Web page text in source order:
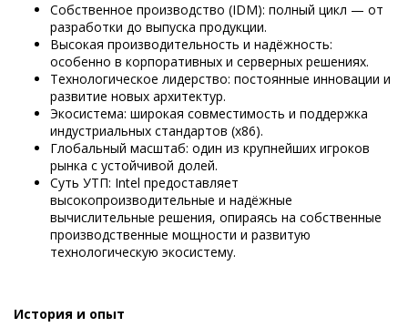
Собственное производство (IDM): полный цикл — от
разработки до выпуска продукции.
Высокая производительность и надёжность:
особенно в корпоративных и серверных решениях.
Технологическое лидерство: постоянные инновации и
развитие новых архитектур.
Экосистема: широкая совместимость и поддержка
индустриальных стандартов (x86).
Глобальный масштаб: один из крупнейших игроков
рынка с устойчивой долей.
Суть УТП: Intel предоставляет
высокопроизводительные и надёжные
вычислительные решения, опираясь на собственные
производственные мощности и развитую
технологическую экосистему.
История и опыт